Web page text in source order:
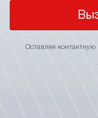
Оставляя